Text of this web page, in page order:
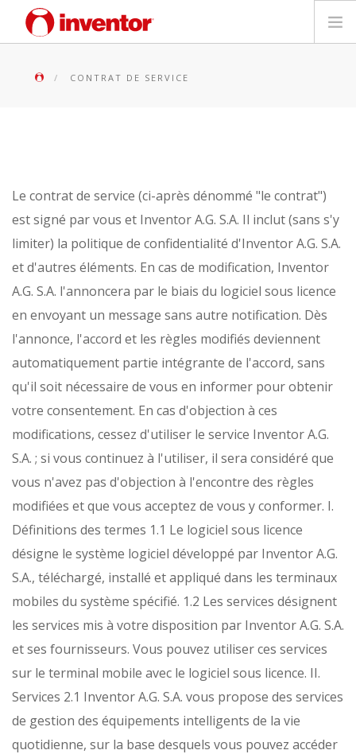
Localiser un point de vente
Recherche
Français
CONTRAT DE SERVICE
Le contrat de service (ci-après dénommé "le contrat")
est signé par vous et Inventor A.G. S.A. Il inclut (sans s'y
limiter) la politique de confidentialité d'Inventor A.G. S.A.
et d'autres éléments. En cas de modification, Inventor
A.G. S.A. l'annoncera par le biais du logiciel sous licence
en envoyant un message sans autre notification. Dès
l'annonce, l'accord et les règles modifiés deviennent
automatiquement partie intégrante de l'accord, sans
qu'il soit nécessaire de vous en informer pour obtenir
votre consentement. En cas d'objection à ces
modifications, cessez d'utiliser le service Inventor A.G.
S.Α. ; si vous continuez à l'utiliser, il sera considéré que
vous n'avez pas d'objection à l'encontre des règles
modifiées et que vous acceptez de vous y conformer. I.
Définitions des termes 1.1 Le logiciel sous licence
désigne le système logiciel développé par Inventor A.G.
S.A., téléchargé, installé et appliqué dans les terminaux
mobiles du système spécifié. 1.2 Les services désignent
les services mis à votre disposition par Inventor A.G. S.A.
et ses fournisseurs. Vous pouvez utiliser ces services
sur le terminal mobile avec le logiciel sous licence. II.
Services 2.1 Inventor A.G. S.A. vous propose des services
de gestion des équipements intelligents de la vie
quotidienne, sur la base desquels vous pouvez accéder